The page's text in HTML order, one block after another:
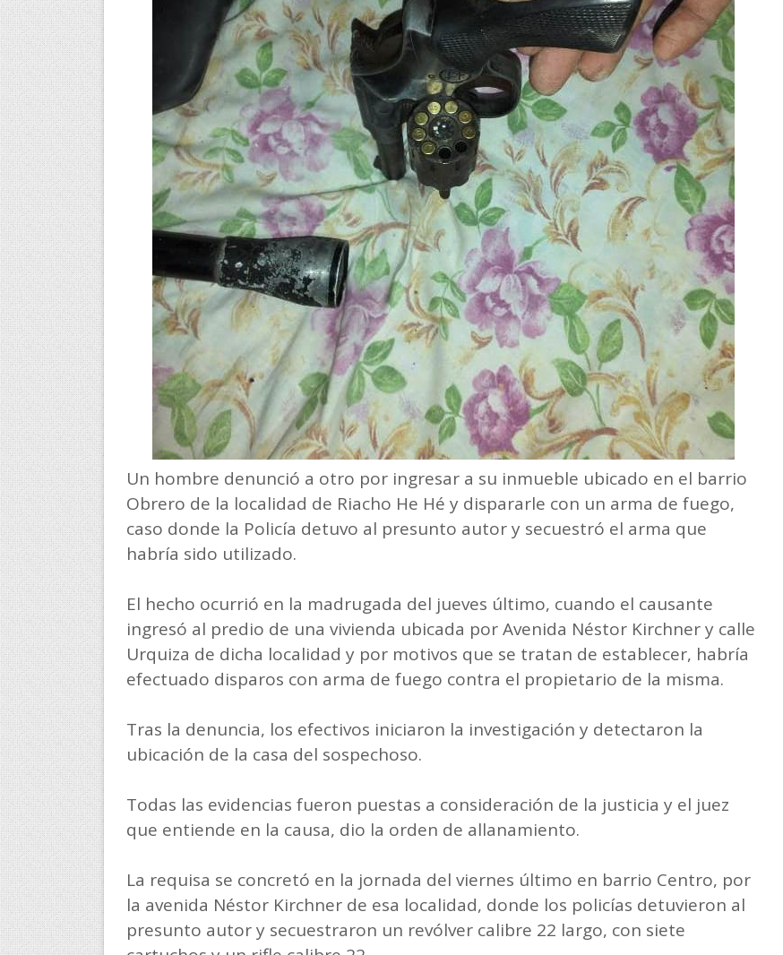
Un hombre denunció a otro por ingresar a su inmueble ubicado en el barrio
Obrero de la localidad de Riacho He Hé y dispararle con un arma de fuego,
caso donde la Policía detuvo al presunto autor y secuestró el arma que
habría sido utilizado.
El hecho ocurrió en la madrugada del jueves último, cuando el causante
ingresó al predio de una vivienda ubicada por Avenida Néstor Kirchner y calle
Urquiza de dicha localidad y por motivos que se tratan de establecer, habría
efectuado disparos con arma de fuego contra el propietario de la misma.
Tras la denuncia, los efectivos iniciaron la investigación y detectaron la
ubicación de la casa del sospechoso.
Todas las evidencias fueron puestas a consideración de la justicia y el juez
que entiende en la causa, dio la orden de allanamiento.
La requisa se concretó en la jornada del viernes último en barrio Centro, por
la avenida Néstor Kirchner de esa localidad, donde los policías detuvieron al
presunto autor y secuestraron un revólver calibre 22 largo, con siete